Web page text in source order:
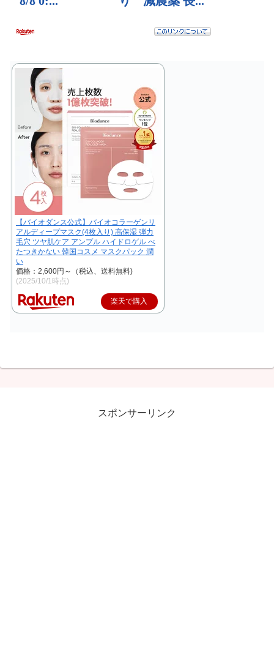
【バイオダンス公式】バイオコラーゲンリ
アルディープマスク(4枚入り) 高保湿 弾力
毛穴 ツヤ肌ケア アンプル ハイドロゲル べ
たつきかない 韓国コスメ マスクパック 潤
い
価格：2,600円～（税込、送料無料)
(2025/10/1時点)
楽天で購入
スポンサーリンク